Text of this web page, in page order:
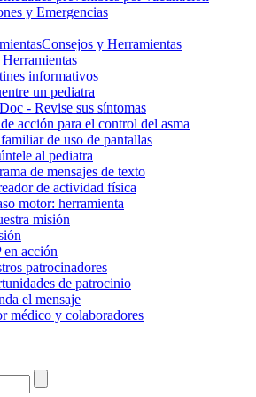
y Emergencias
Consejos y Herramientas
informativos
un pediatra
- Revise sus síntomas
acción para el control del asma
de uso de pantallas
al pediatra
de mensajes de texto
de activida​d física
motor: herramienta
misión
acción
patrocinadores
de patrocinio
el mensaje
médico y colaboradores